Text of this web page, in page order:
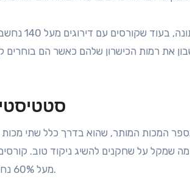
את רמות הכישרון שלהם כאשר הם בוחרים
מעל 60% נחשבים לעיתים קרובות ליותר סלחניים.